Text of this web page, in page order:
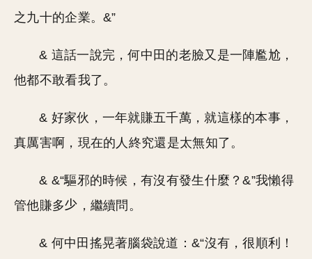
之九十的企業。&”
& 這話一說完，何中田的老臉又是一陣尷尬，
他都不敢看我了。
& 好家伙，一年就賺五千萬，就這樣的本事，
真厲害啊，現在的人終究還是太無知了。
& &“驅邪的時候，有沒有發生什麼？&”我懶得
管他賺多
，繼續問。
& 何中田搖晃著腦袋說道：&“沒有，很順利！